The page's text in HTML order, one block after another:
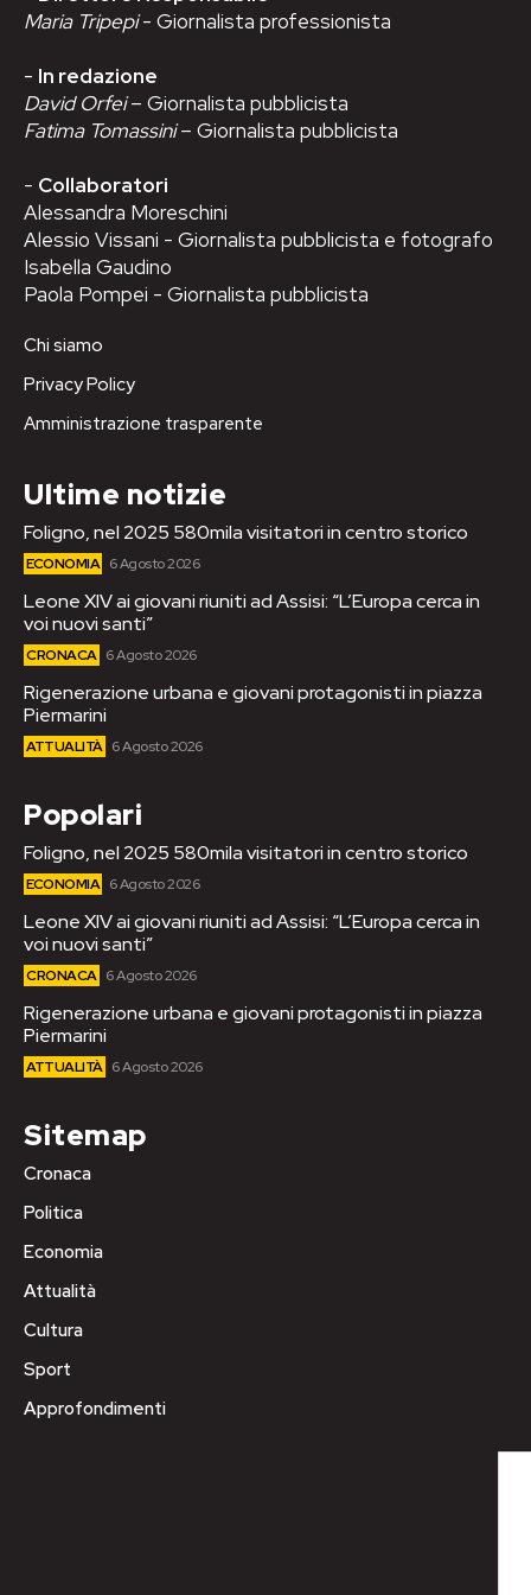
Maria Tripepi- Giornalista professionista
- In redazione
David Orfei– Giornalista pubblicista
Fatima Tomassini– Giornalista pubblicista
- Collaboratori
Alessandra Moreschini
Alessio Vissani - Giornalista pubblicista e fotografo
Isabella Gaudino
Paola Pompei - Giornalista pubblicista
Chi siamo
Privacy Policy
Amministrazione trasparente
Ultime notizie
Foligno, nel 2025 580mila visitatori in centro storico
ECONOMIA 6 Agosto 2026
Leone XIV ai giovani riuniti ad Assisi: “L’Europa cerca in
voi nuovi santi”
CRONACA 6 Agosto 2026
Rigenerazione urbana e giovani protagonisti in piazza
Piermarini
ATTUALITÀ 6 Agosto 2026
Popolari
Foligno, nel 2025 580mila visitatori in centro storico
ECONOMIA 6 Agosto 2026
Leone XIV ai giovani riuniti ad Assisi: “L’Europa cerca in
voi nuovi santi”
CRONACA 6 Agosto 2026
Rigenerazione urbana e giovani protagonisti in piazza
Piermarini
ATTUALITÀ 6 Agosto 2026
Sitemap
Cronaca
Politica
Economia
Attualità
Cultura
Sport
Approfondimenti